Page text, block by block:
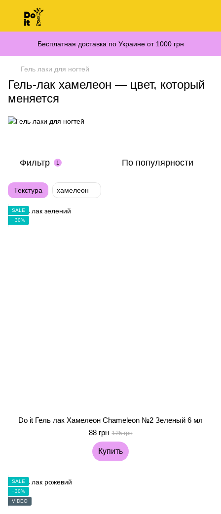
Бесплатная доставка по Украине от 1000 грн
Гель лаки для ногтей
Гель-лак хамелеон — цвет, который
меняется
Фильтр 1 По популярности
Текстура хамелеон
SALE
−30%
Do it Гель лак Хамелеон Chameleon №2 Зеленый 6 мл
88 грн 125 грн
Купить
SALE
−30%
VIDEO